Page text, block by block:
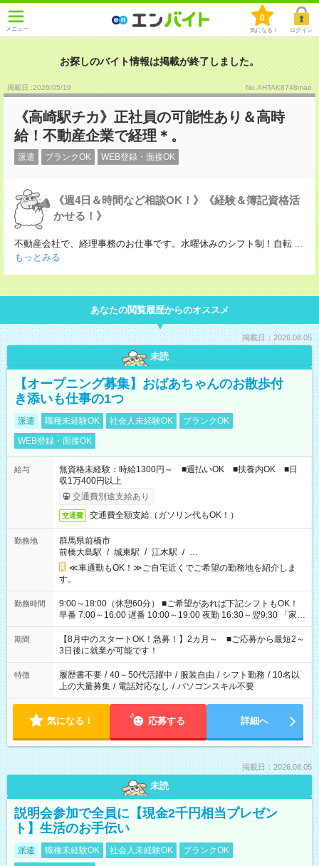
メニュー
0
気になる！ ログイン
お探しのバイト情報は掲載が終了しました。
掲載日 :2026/05/19 No.AHTAK8748mae
《高崎駅チカ》正社員の可能性あり＆高時
給！不動産企業で経理＊。
派遣 ブランクOK WEB登録・面接OK
《週4日＆時間など相談OK！》《経験＆簿記資格活
かせる！》
不動産会社で、経理事務のお仕事です。水曜休みのシフト制！自転 ...
もっとみる
あなたの閲覧履歴からのオススメ
掲載日：2026.08.05
未読
【オープニング募集】おばあちゃんのお散歩付
き添いも仕事の1つ
派遣 職種未経験OK 社会人未経験OK
ブランクOK
WEB登録・面接OK
給与
無資格未経験：時給1300円～ ■週払いOK ■扶養内OK ■日
収1万400円以上
交通費別途支給あり
交通費 交通費全額支給（ガソリン代もOK！）
勤務地
群馬県前橋市
前橋大島駅 / 城東駅 / 江木駅 / …
≪車通勤もOK！≫ご自宅近くでご希望の勤務地を紹介しま
す。
勤務時間
9:00～18:00（休憩60分） ■ご希望があれば下記シフトもOK！
早番 7:00～16:00 遅番 10:00～19:00 夜勤 16:30～翌9:30 「家族
と休みを合わせたい」 「余裕を持って夕飯の準備がしたい」
「できれば残業はしたくない」 など、ご希望を教えてください
ね。 ※Wワーク希望の方へ 今ご覧のお仕事で希望する勤務時間
と、もう1つのお仕事の勤務時間。 合計で週40時間を超える場
合は応募できません。
期間
【8月中のスタートOK！急募！】2カ月～ ■ご応募から最短2～
3日後に就業が可能です！
特徴 履歴書不要 / 40～50代活躍中 / 服装自由 / シフト勤務 / 10名以
上の大量募集 / 電話対応なし / パソコンスキル不要
気になる！ 応募する 詳細へ
掲載日：2026.08.05
未読
説明会参加で全員に【現金2千円相当プレゼン
ト】生活のお手伝い
派遣 職種未経験OK 社会人未経験OK
ブランクOK